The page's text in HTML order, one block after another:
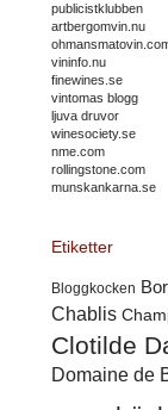
publicistklubben
artbergomvin.nu
vininfo.nu
finewines.se
vintomas blogg
ljuva druvor
winesociety.se
nme.com
rollingstone.com
munskankarna.se
Etiketter
Bloggkocken
Chablis
Clotilde
Domaine de